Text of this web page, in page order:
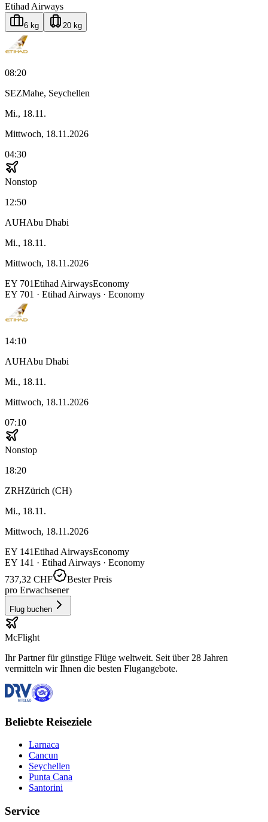
Etihad Airways
6 kg 20 kg
08:20
SEZMahe, Seychellen
Mi., 18.11.
Mittwoch, 18.11.2026
04:30
Nonstop
12:50
AUHAbu Dhabi
Mi., 18.11.
Mittwoch, 18.11.2026
EY 701Etihad AirwaysEconomy
EY 701 · Etihad Airways · Economy
14:10
AUHAbu Dhabi
Mi., 18.11.
Mittwoch, 18.11.2026
07:10
Nonstop
18:20
ZRHZürich (CH)
Mi., 18.11.
Mittwoch, 18.11.2026
EY 141Etihad AirwaysEconomy
EY 141 · Etihad Airways · Economy
737,32 CHF
Bester Preis
pro Erwachsener
Flug buchen
McFlight
Ihr Partner für günstige Flüge weltweit. Seit über 28 Jahren
vermitteln wir Ihnen die besten Flugangebote.
Beliebte Reiseziele
Larnaca
Cancun
Seychellen
Punta Cana
Santorini
Service